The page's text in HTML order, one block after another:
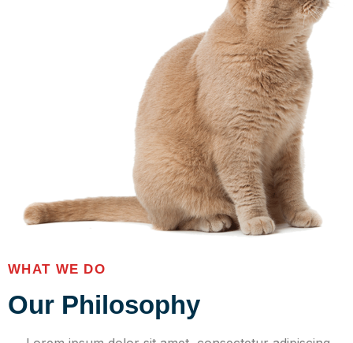
WHAT WE DO
Our Philosophy